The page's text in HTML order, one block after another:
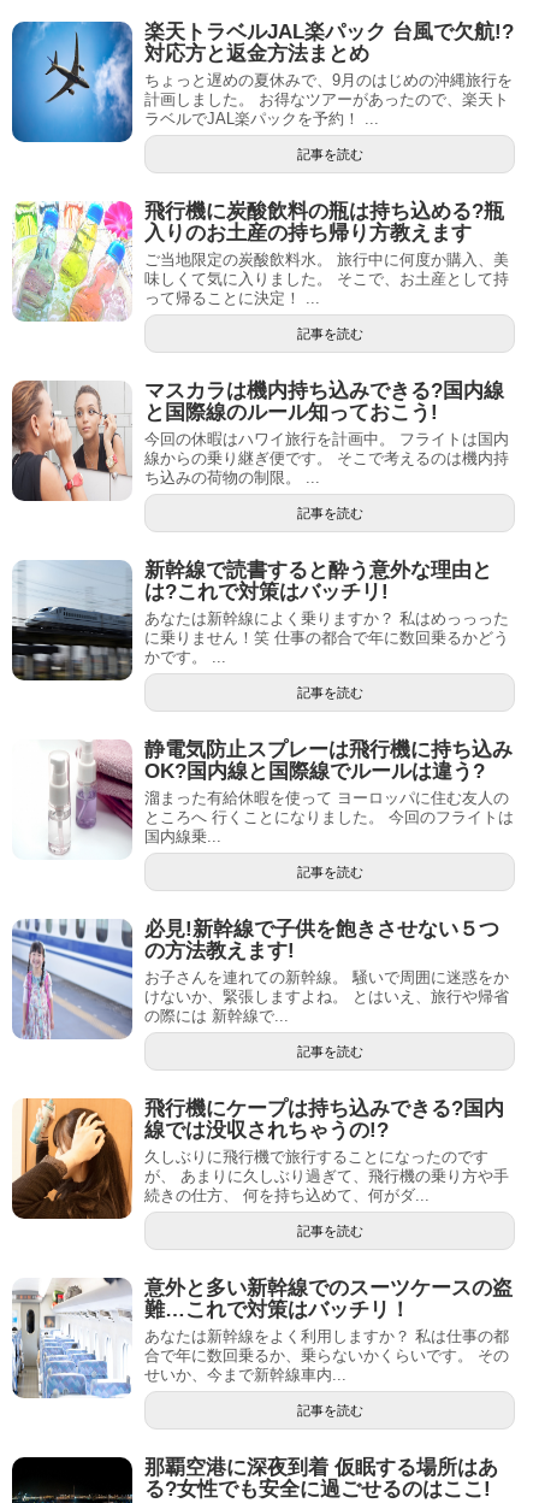
楽天トラベルJAL楽パック 台風で欠航!?
対応方と返金方法まとめ
ちょっと遅めの夏休みで、9月のはじめの沖縄旅行を
計画しました。 お得なツアーがあったので、楽天ト
ラベルでJAL楽パックを予約！ ...
記事を読む
飛行機に炭酸飲料の瓶は持ち込める?瓶
入りのお土産の持ち帰り方教えます
ご当地限定の炭酸飲料水。 旅行中に何度か購入、美
味しくて気に入りました。 そこで、お土産として持
って帰ることに決定！ ...
記事を読む
マスカラは機内持ち込みできる?国内線
と国際線のルール知っておこう!
今回の休暇はハワイ旅行を計画中。 フライトは国内
線からの乗り継ぎ便です。 そこで考えるのは機内持
ち込みの荷物の制限。 ...
記事を読む
新幹線で読書すると酔う意外な理由と
は?これで対策はバッチリ!
あなたは新幹線によく乗りますか？ 私はめっっった
に乗りません！笑 仕事の都合で年に数回乗るかどう
かです。 ...
記事を読む
静電気防止スプレーは飛行機に持ち込み
OK?国内線と国際線でルールは違う?
溜まった有給休暇を使って ヨーロッパに住む友人の
ところへ 行くことになりました。 今回のフライトは
国内線乗...
記事を読む
必見!新幹線で子供を飽きさせない５つ
の方法教えます!
お子さんを連れての新幹線。 騒いで周囲に迷惑をか
けないか、緊張しますよね。 とはいえ、旅行や帰省
の際には 新幹線で...
記事を読む
飛行機にケープは持ち込みできる?国内
線では没収されちゃうの!?
久しぶりに飛行機で旅行することになったのです
が、 あまりに久しぶり過ぎて、飛行機の乗り方や手
続きの仕方、 何を持ち込めて、何がダ...
記事を読む
意外と多い新幹線でのスーツケースの盗
難…これで対策はバッチリ！
あなたは新幹線をよく利用しますか？ 私は仕事の都
合で年に数回乗るか、乗らないかくらいです。 その
せいか、今まで新幹線車内...
記事を読む
那覇空港に深夜到着 仮眠する場所はあ
る?女性でも安全に過ごせるのはここ!